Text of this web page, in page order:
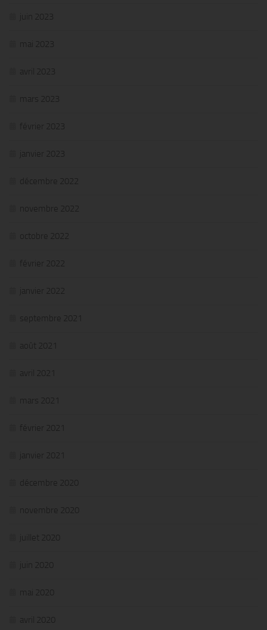
juin 2023
mai 2023
avril 2023
mars 2023
février 2023
janvier 2023
décembre 2022
novembre 2022
octobre 2022
février 2022
janvier 2022
septembre 2021
août 2021
avril 2021
mars 2021
février 2021
janvier 2021
décembre 2020
novembre 2020
juillet 2020
juin 2020
mai 2020
avril 2020